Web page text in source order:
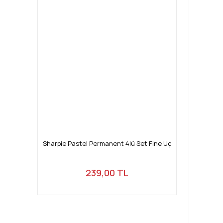
Sharpie Pastel Permanent 4lü Set Fine Uç
239,00 TL